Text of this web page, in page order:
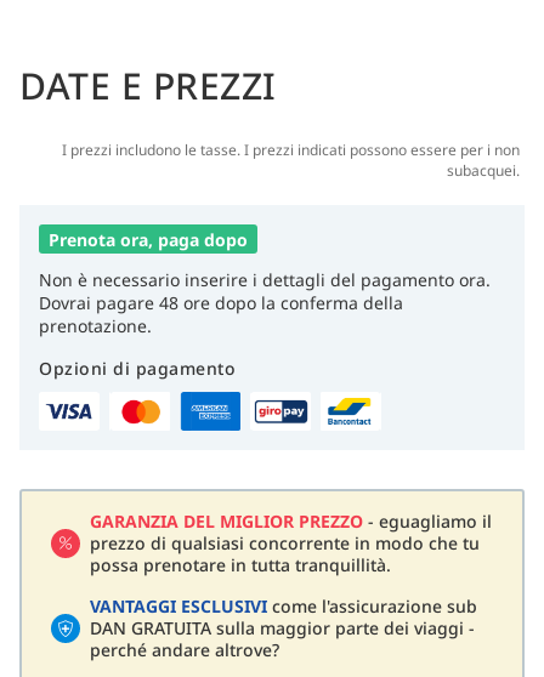
DATE E PREZZI
I prezzi includono le tasse. I prezzi indicati possono essere per i non
subacquei.
Prenota ora, paga dopo
Non è necessario inserire i dettagli del pagamento ora.
Dovrai pagare 48 ore dopo la conferma della
prenotazione.
Opzioni di pagamento
GARANZIA DEL MIGLIOR PREZZO - eguagliamo il
prezzo di qualsiasi concorrente in modo che tu
possa prenotare in tutta tranquillità.
VANTAGGI ESCLUSIVI come l'assicurazione sub
DAN GRATUITA sulla maggior parte dei viaggi -
perché andare altrove?